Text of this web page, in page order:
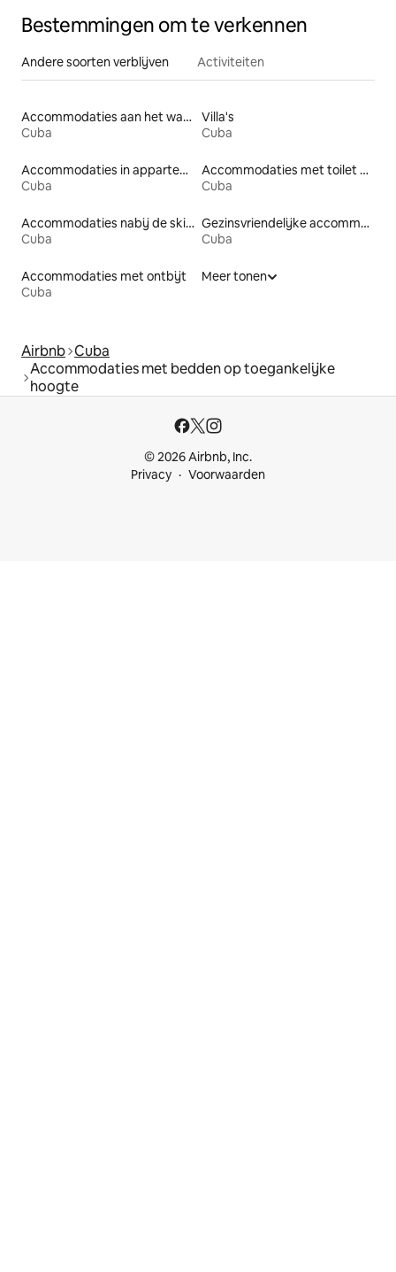
Bestemmingen om te verkennen
Andere soorten verblijven Activiteiten
Accommodaties aan het water
Cuba
Villa's
Cuba
Accommodaties in appartementen met diensten
Cuba
Accommodaties met toilet op toegankelijke hoogte
Cuba
Accommodaties nabij de skipiste
Cuba
Gezinsvriendelijke accommodaties
Cuba
Accommodaties met ontbijt
Cuba
Meer tonen
Airbnb Cuba
Accommodaties met bedden op toegankelijke
hoogte
© 2026 Airbnb, Inc.
Privacy
Voorwaarden